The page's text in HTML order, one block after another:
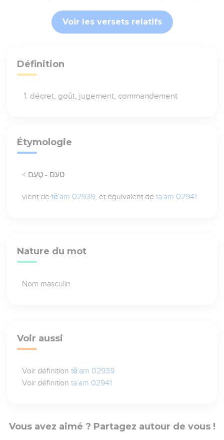
Voir les versets relatifs
Définition
décret, goût, jugement, commandement
Étymologie
< טעם - טְעֵם
vient detĕ`am 02939, et équivalent deta`am 02941
Nature du mot
Nom masculin
Voir aussi
Voir définitiontĕ`am 02939
Voir définitionta`am 02941
Vous avez aimé ? Partagez autour de vous !